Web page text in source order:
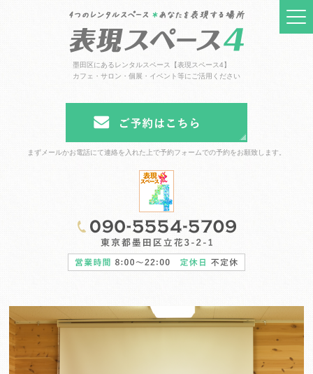
墨田区にあるレンタルスペース【表現スペース4】
カフェ・サロン・個展・イベント等にご活用ください
まずメールかお電話にて連絡を入れた上で予約フォームでの予約をお願致します。